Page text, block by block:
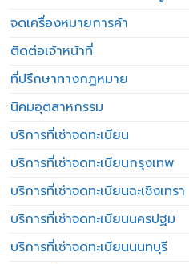
จดเครื่องหมายการค้า
ติดต่อเจ้าหน้าที่
ที่ปรึกษาทางกฎหมาย
นิคมอุตสาหกรรม
บริการที่เช่าจดทะเบียน
บริการที่เช่าจดทะเบียนกรุงเทพ
บริการที่เช่าจดทะเบียนฉะเชิงเทรา
บริการที่เช่าจดทะเบียนนครปฐม
บริการที่เช่าจดทะเบียนนนทบุรี